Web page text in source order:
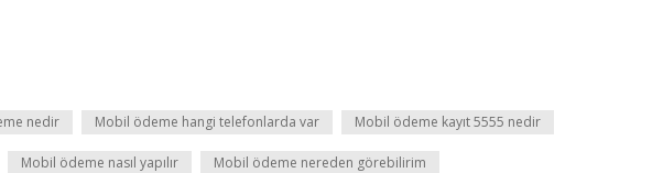
nedir Mobil ödeme hangi telefonlarda var Mobil ödeme kayıt 5555 nedir
Mobil ödeme nasıl yapılır Mobil ödeme nereden görebilirim